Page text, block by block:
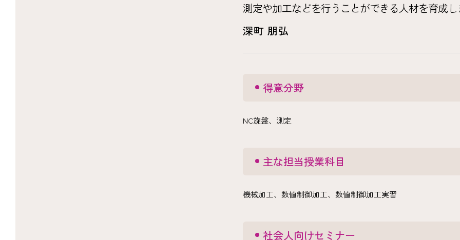
測定や加工などを行うことができる人材を育成
深町 朋弘
得意分野
NC旋盤、測定
主な担当授業科目
機械加工、数値制御加工、数値制御加工実習
社会人向けセミナー